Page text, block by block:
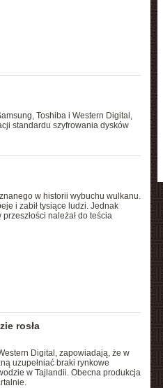
Toshiba i Western Digital,
standardu szyfrowania dysków
w historii wybuchu wulkanu.
i zabił tysiące ludzi. Jednak
należał do teścia
rosła
Digital, zapowiadają, że w
uzupełniać braki rynkowe
w Tajlandii. Obecna produkcja